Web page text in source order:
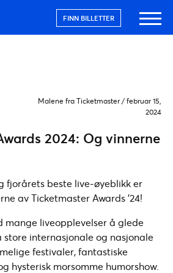
FINN BILLETTER
Malene fra Ticketmaster / februar 15,
2024
2024: Og vinnerne
fjorårets beste live-øyeblikk er
av Ticketmaster Awards '24!
mange liveopplevelser å glede
internasjonale og nasjonale
festivaler, fantastiske
hysterisk morsomme humorshow.